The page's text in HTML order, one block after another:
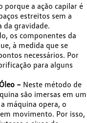
porque a ação capilar é
estreitos sem a
da gravidade.
os componentes da
à medida que se
necessários. Por
para alguns
– Neste método de
são imersas em um
máquina opera, o
movimento. Por isso,